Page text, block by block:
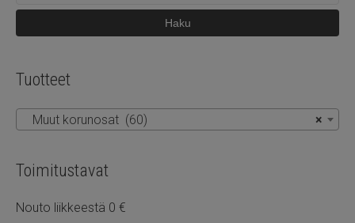
Haku
Tuotteet
×
Muut korunosat (60)
Toimitustavat
Nouto liikkeestä 0 €